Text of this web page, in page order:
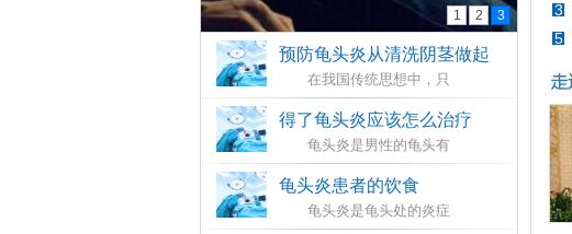
1 2 3
预防龟头炎从清洗阴茎做起
在我国传统思想中，只
得了龟头炎应该怎么治疗
龟头炎是男性的龟头有
龟头炎患者的饮食
龟头炎是龟头处的炎症
3
5